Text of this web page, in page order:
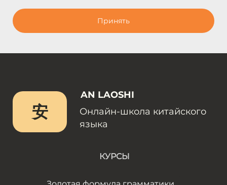
Принять
安
AN LAOSHI
Онлайн-школа китайского
языка
КУРСЫ